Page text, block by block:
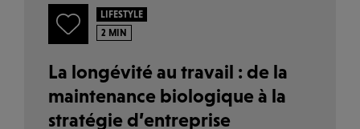
LIFESTYLE
2 MIN
La longévité au travail : de la
maintenance biologique à la
stratégie d’entreprise